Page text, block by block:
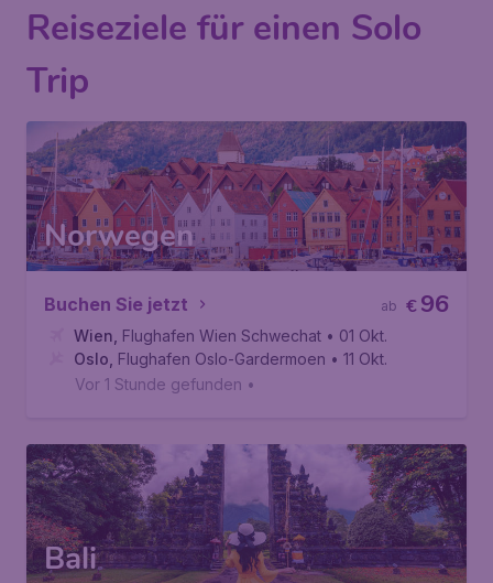
Reiseziele für einen Solo
Trip
Norwegen
Buchen Sie jetzt €96
ab
Wien Flughafen Wien Schwechat • 01 Okt.
Oslo Flughafen Oslo-Gardermoen • 11 Okt.
Vor 1 Stunde gefunden •
Bali